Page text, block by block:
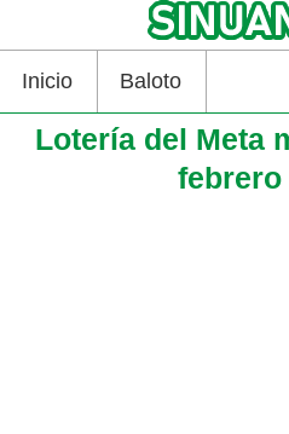
Inicio Baloto
Lotería del Meta
febrero